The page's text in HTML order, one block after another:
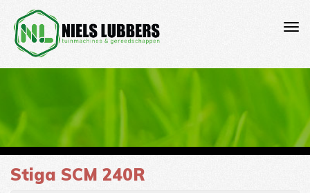
Stiga SCM 240R